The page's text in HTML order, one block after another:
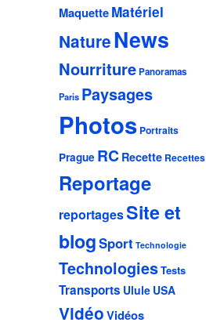
MaquetteMatériel
NatureNews
NourriturePanoramas
Paris Paysages
Photos Portraits
Prague RC Recette Recettes
Reportage
reportagesSite et
blogSport Technologie
TechnologiesTests
Transports Ulule USA
VidéoVidéos